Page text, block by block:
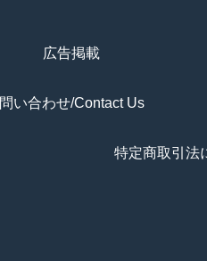
広告掲載
問い合わせ/Contact Us
特定商取引法